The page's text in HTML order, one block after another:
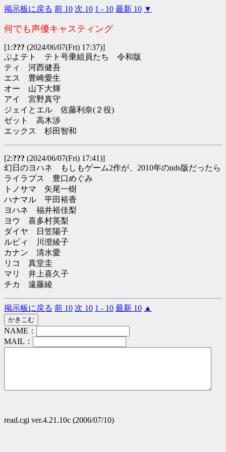
掲示板に戻る 前 10 次 10 1 - 10 最新 10 ▼
何でも声優キャスティング
[1:??? (2024/06/07(Fri) 17:37)]
ぷよテト テト号乗組員たち 令和版
ティ 河西健吾
エス 豊崎愛生
オー 山下大輝
アイ 宮野真守
ジェイとエル 佐藤利奈(２役)
ゼット 高木渉
エックス 杉田智和
[2:??? (2024/06/07(Fri) 17:41)]
幻日のヨハネ もしもゲーム2作が、2010年のnds版だったら
ライラプス 豊口めぐみ
トノサマ 矢尾一樹
ハナマル 平田裕香
ヨハネ 福井裕佳梨
ヨウ 喜多村英梨
ダイヤ 日笠陽子
ルビィ 川澄綾子
カナン 清水愛
リコ 真堂圭
マリ 井上喜久子
チカ 遠藤綾
掲示板に戻る 前 10 次 10 1 - 10 最新 10 ▲
NAME：
MAIL：
read.cgi ver.4.21.10c (2006/07/10)